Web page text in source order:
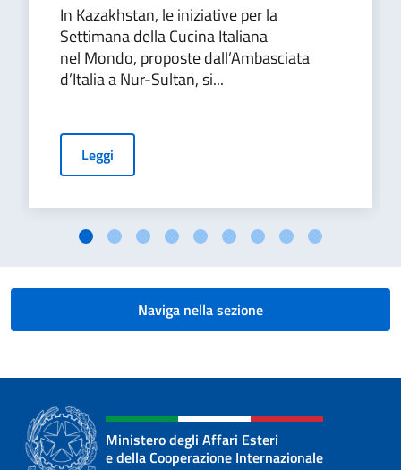
In Kazakhstan, le iniziative per la
Settimana della Cucina Italiana
nel Mondo, proposte dall’Ambasciata
d’Italia a Nur-Sultan, si...
Leggi
Naviga nella sezione
Ministero degli Affari Esteri
e della Cooperazione Internazionale